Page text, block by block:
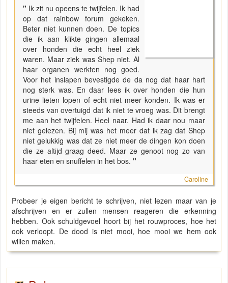
" Ik zit nu opeens te twijfelen. Ik had
op dat rainbow forum gekeken.
Beter niet kunnen doen. De topics
die ik aan klikte gingen allemaal
over honden die echt heel ziek
waren. Maar ziek was Shep niet. Al
haar organen werkten nog goed.
Voor het inslapen bevestigde de da nog dat haar hart
nog sterk was. En daar lees ik over honden die hun
urine lieten lopen of echt niet meer konden. Ik was er
steeds van overtuigd dat ik niet te vroeg was. Dit brengt
me aan het twijfelen. Heel naar. Had ik daar nou maar
niet gelezen. Bij mij was het meer dat ik zag dat Shep
niet gelukkig was dat ze niet meer de dingen kon doen
die ze altijd graag deed. Maar ze genoot nog zo van
haar eten en snuffelen in het bos. "
Caroline
Probeer je eigen bericht te schrijven, niet lezen maar van je
afschrijven en er zullen mensen reageren die erkenning
hebben. Ook schuldgevoel hoort bij het rouwproces, hoe het
ook verloopt. De dood is niet mooi, hoe mooi we hem ook
willen maken.